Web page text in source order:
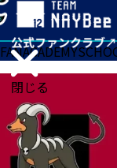
閉じる
FANACADEMY